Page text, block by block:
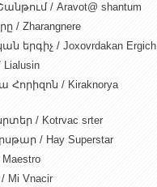
/ Aravot@ shantum
/ Zharangnere
երգիչ / Joxovrdakan Ergich
Հորիզոն / Kiraknorya
/ Kotrvac srter
/ Hay Superstar
Mi Vnacir